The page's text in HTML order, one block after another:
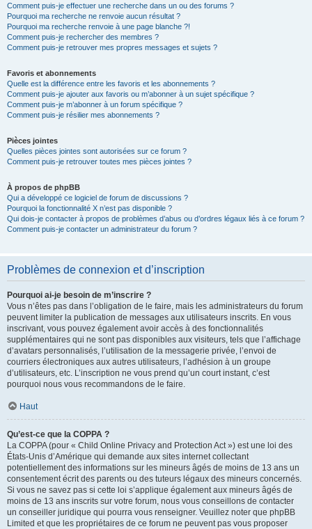
Comment puis-je effectuer une recherche dans un ou des forums ?
Pourquoi ma recherche ne renvoie aucun résultat ?
Pourquoi ma recherche renvoie à une page blanche ?!
Comment puis-je rechercher des membres ?
Comment puis-je retrouver mes propres messages et sujets ?
Favoris et abonnements
Quelle est la différence entre les favoris et les abonnements ?
Comment puis-je ajouter aux favoris ou m’abonner à un sujet spécifique ?
Comment puis-je m’abonner à un forum spécifique ?
Comment puis-je résilier mes abonnements ?
Pièces jointes
Quelles pièces jointes sont autorisées sur ce forum ?
Comment puis-je retrouver toutes mes pièces jointes ?
À propos de phpBB
Qui a développé ce logiciel de forum de discussions ?
Pourquoi la fonctionnalité X n’est pas disponible ?
Qui dois-je contacter à propos de problèmes d’abus ou d’ordres légaux liés à ce forum ?
Comment puis-je contacter un administrateur du forum ?
Problèmes de connexion et d’inscription
Pourquoi ai-je besoin de m’inscrire ?
Vous n’êtes pas dans l’obligation de le faire, mais les administrateurs du forum
peuvent limiter la publication de messages aux utilisateurs inscrits. En vous
inscrivant, vous pouvez également avoir accès à des fonctionnalités
supplémentaires qui ne sont pas disponibles aux visiteurs, tels que l’affichage
d’avatars personnalisés, l’utilisation de la messagerie privée, l’envoi de
courriers électroniques aux autres utilisateurs, l’adhésion à un groupe
d’utilisateurs, etc. L’inscription ne vous prend qu’un court instant, c’est
pourquoi nous vous recommandons de le faire.
Haut
Qu’est-ce que la COPPA ?
La COPPA (pour « Child Online Privacy and Protection Act ») est une loi des
États-Unis d’Amérique qui demande aux sites internet collectant
potentiellement des informations sur les mineurs âgés de moins de 13 ans un
consentement écrit des parents ou des tuteurs légaux des mineurs concernés.
Si vous ne savez pas si cette loi s’applique également aux mineurs âgés de
moins de 13 ans inscrits sur votre forum, nous vous conseillons de contacter
un conseiller juridique qui pourra vous renseigner. Veuillez noter que phpBB
Limited et que les propriétaires de ce forum ne peuvent pas vous proposer